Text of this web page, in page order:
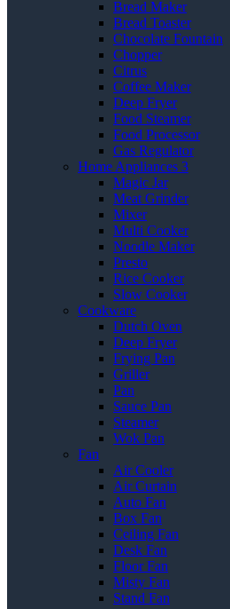
Bread Maker
Bread Toaster
Chocolate Fountain
Chopper
Citrus
Coffee Maker
Deep Fryer
Food Steamer
Food Processor
Gas Regulator
Home Appliances 3
Magic Jar
Meat Grinder
Mixer
Multi Cooker
Noodle Maker
Presto
Rice Cooker
Slow Cooker
Cookware
Dutch Oven
Deep Fryer
Frying Pan
Griller
Pan
Sauce Pan
Steamer
Wok Pan
Fan
Air Cooler
Air Curtain
Auto Fan
Box Fan
Ceiling Fan
Desk Fan
Floor Fan
Misty Fan
Stand Fan